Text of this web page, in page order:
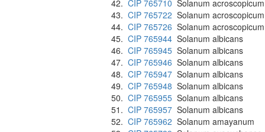
42. CIP 765710 Solanum acroscopicum
43. CIP 765722 Solanum acroscopicum
44. CIP 765726 Solanum acroscopicum
45. CIP 765944 Solanum albicans
46. CIP 765945 Solanum albicans
47. CIP 765946 Solanum albicans
48. CIP 765947 Solanum albicans
49. CIP 765948 Solanum albicans
50. CIP 765955 Solanum albicans
51. CIP 765957 Solanum albicans
52. CIP 765962 Solanum amayanum